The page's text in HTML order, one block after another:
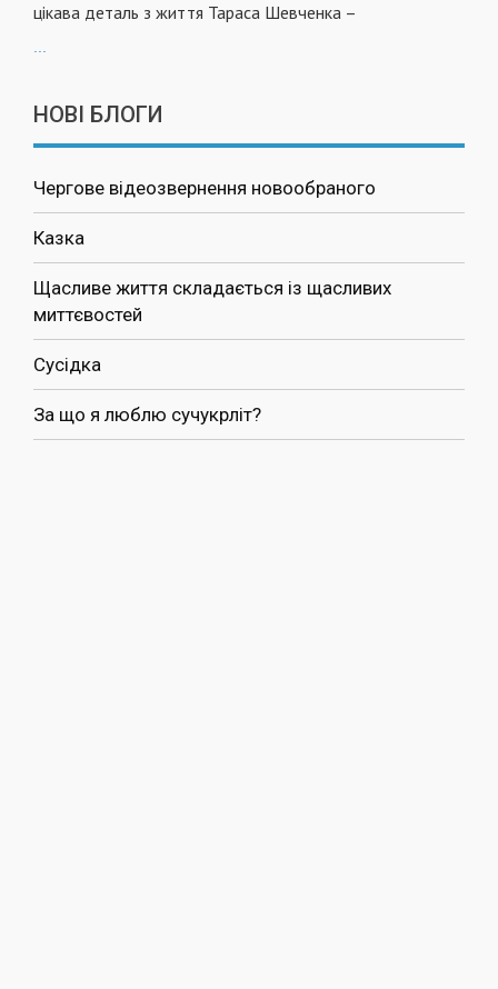
цікава деталь з життя Тараса Шевченка –
НОВІ БЛОГИ
Чергове відеозвернення новообраного
Казка
Щасливе життя складається із щасливих
миттєвостей
Сусідка
За що я люблю сучукрліт?